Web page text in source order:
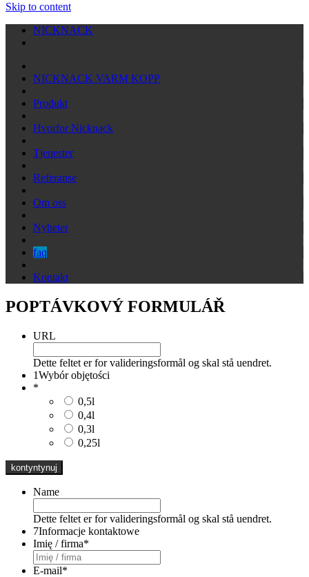
Skip to content
NICKNACK
NICKNACK VARM KOPP
Produkt
Hvorfor Nicknack
Tjenester
Referanse
Om oss
Nyheter
faq
Kontakt
POPTÁVKOVÝ FORMULÁŘ
URL
Dette feltet er for valideringsformål og skal stå uendret.
1Wybór objętości
*
0,5l
0,4l
0,3l
0,25l
Name
Dette feltet er for valideringsformål og skal stå uendret.
7Informacje kontaktowe
Imię / firma*
E-mail*